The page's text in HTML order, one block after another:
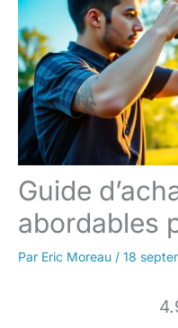
Guide
abordables
Par Eric Moreau / 18